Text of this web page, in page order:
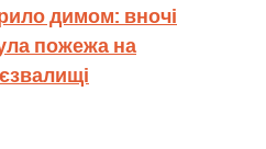
димом: вночі
пожежа на